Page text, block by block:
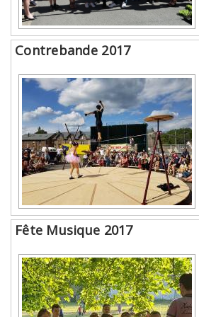
Contrebande 2017
Fête Musique 2017